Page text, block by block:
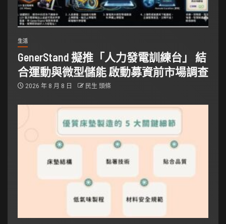
生活
GenerStand 擬推「人力發電訓練台」 結
合運動與微型儲能 啟動募資前市場調查
2026 年 8 月 8 日 民生 頭條